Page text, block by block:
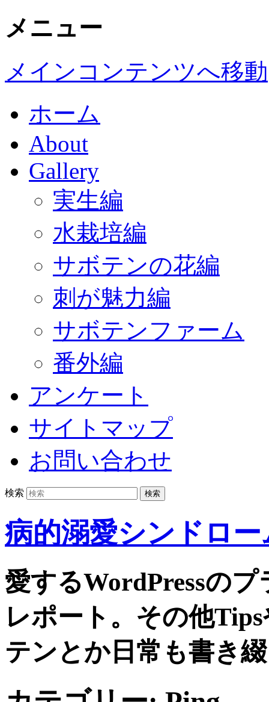
メニュー
メインコンテンツへ移動
ホーム
About
Gallery
実生編
水栽培編
サボテンの花編
刺が魅力編
サボテンファーム
番外編
アンケート
サイトマップ
お問い合わせ
検索
病的溺愛シンドロー
愛するWordPressの
レポート。その他
テンとか日常も書き